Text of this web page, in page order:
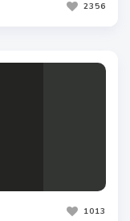
2356
1013